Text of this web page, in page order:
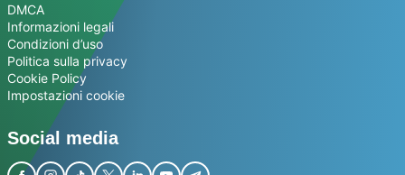
DMCA
Informazioni legali
Condizioni d’uso
Politica sulla privacy
Cookie Policy
Impostazioni cookie
Social media